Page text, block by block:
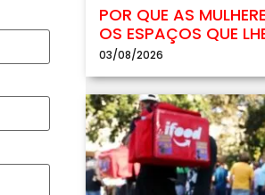
POR QUE AS
OS ESPAÇOS QUE
03/08/2026